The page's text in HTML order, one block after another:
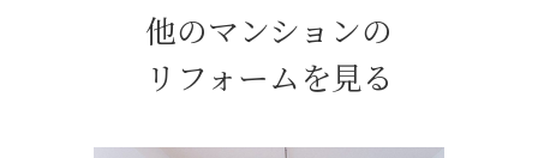
他のマンションの
リフォームを見る